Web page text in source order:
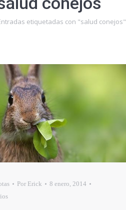
etiquetadas con "salud conejos"
Por Erick
8 enero, 2014